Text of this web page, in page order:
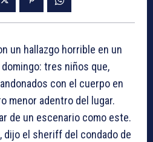
un hallazgo horrible en un
tres niños que,
con el cuerpo en
menor adentro del lugar.
de un escenario como este.
dijo el sheriff del condado de